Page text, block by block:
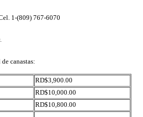
1-(809) 767-6070
canastas:
RD$3,900.00
RD$10,000.00
RD$10,800.00